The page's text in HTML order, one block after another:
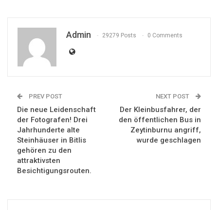
Admin 29279 Posts 0 Comments
PREV POST
Die neue Leidenschaft
der Fotografen! Drei
Jahrhunderte alte
Steinhäuser in Bitlis
gehören zu den
attraktivsten
Besichtigungsrouten.
NEXT POST
Der Kleinbusfahrer, der
den öffentlichen Bus in
Zeytinburnu angriff,
wurde geschlagen